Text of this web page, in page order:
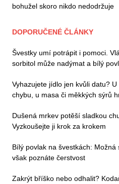
bohužel skoro nikdo nedodržuje
DOPORUČENÉ ČLÁNKY
Švestky umí potrápit i pomoci.
sorbitol může nadýmat a bílý
Vyhazujete jídlo jen kvůli datu?
chybu, u masa či měkkých sýrů
Dušená mrkev potěší sladkou
Vyzkoušejte ji krok za krokem
Bílý povlak na švestkách:
však poznáte čerstvost
Zakrýt bříško nebo odhalit?